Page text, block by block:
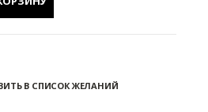
В СПИСОК ЖЕЛАНИЙ